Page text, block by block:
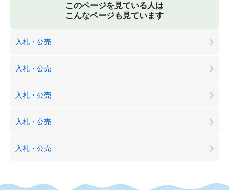
このページを見ている人は
こんなページも見ています
入札・公売
入札・公売
入札・公売
入札・公売
入札・公売